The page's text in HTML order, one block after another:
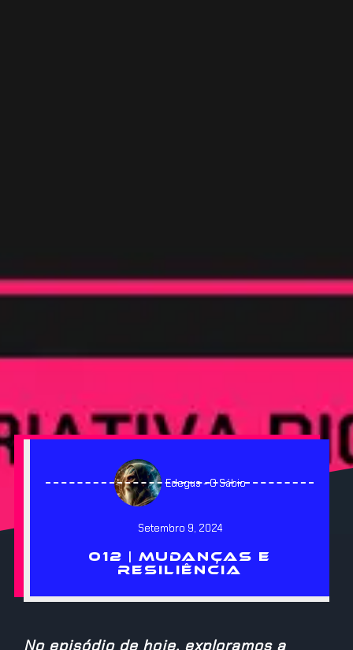
Edegus - O Sábio
Setembro 9, 2024
012 | MUDANÇAS E
RESILIÊNCIA
No episódio de hoje, exploramos a